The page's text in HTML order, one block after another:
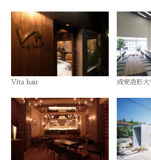
Vita hair 成安造形